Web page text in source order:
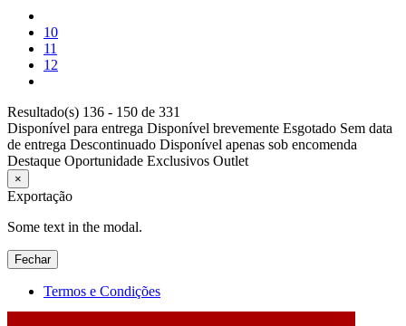
10
11
12
Resultado(s) 136 - 150 de 331
Disponível para entrega Disponível brevemente Esgotado Sem data
de entrega Descontinuado Disponível apenas sob encomenda
Destaque Oportunidade Exclusivos Outlet
×
Exportação
Some text in the modal.
Fechar
Termos e Condições